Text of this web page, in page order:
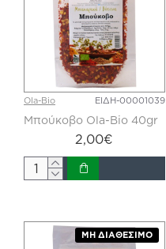
Ola-Bio ΕΙΔΗ-00001039
Μπούκοβο Ola-Bio 40gr
2,00€
ΜΗ ΔΙΑΘΈΣΙΜΟ